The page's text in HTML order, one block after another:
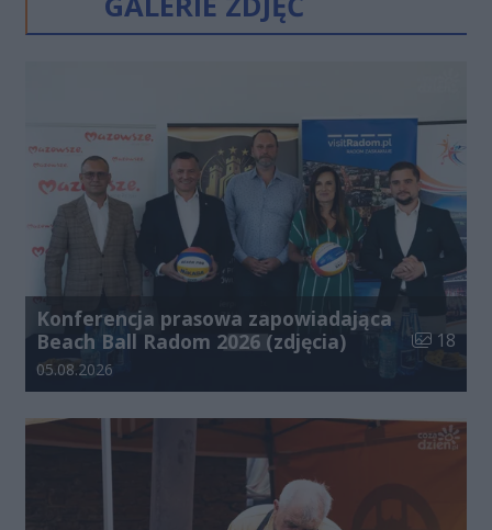
Konferencja prasowa zapowiadająca
Beach Ball Radom 2026 (zdjęcia)
Liczba
18
Data dodania galerii:
05.08.2026